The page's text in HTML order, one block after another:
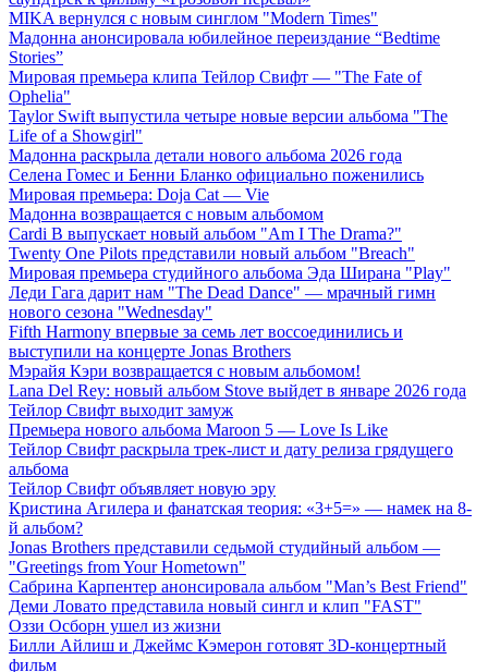
MIKA вернулся с новым синглом "Modern Times"
Мадонна анонсировала юбилейное переиздание “Bedtime
Stories”
Мировая премьера клипа Тейлор Свифт — "The Fate of
Ophelia"
Taylor Swift выпустила четыре новые версии альбома "The
Life of a Showgirl"
Мадонна раскрыла детали нового альбома 2026 года
Селена Гомес и Бенни Бланко официально поженились
Мировая премьера: Doja Cat — Vie
Мадонна возвращается с новым альбомом
Cardi B выпускает новый альбом "Am I The Drama?"
Twenty One Pilots представили новый альбом "Breach"
Мировая премьера студийного альбома Эда Ширана "Play"
Леди Гага дарит нам "The Dead Dance" — мрачный гимн
нового сезона "Wednesday"
Fifth Harmony впервые за семь лет воссоединились и
выступили на концерте Jonas Brothers
Мэрайя Кэри возвращается с новым альбомом!
Lana Del Rey: новый альбом Stove выйдет в январе 2026 года
Тейлор Свифт выходит замуж
Премьера нового альбома Maroon 5 — Love Is Like
Тейлор Свифт раскрыла трек-лист и дату релиза грядущего
альбома
Тейлор Свифт объявляет новую эру
Кристина Агилера и фанатская теория: «3+5=» — намек на 8-
й альбом?
Jonas Brothers представили седьмой студийный альбом —
"Greetings from Your Hometown"
Сабрина Карпентер анонсировала альбом "Man’s Best Friend"
Деми Ловато представила новый сингл и клип "FAST"
Оззи Осборн ушел из жизни
Билли Айлиш и Джеймс Кэмерон готовят 3D-концертный
фильм